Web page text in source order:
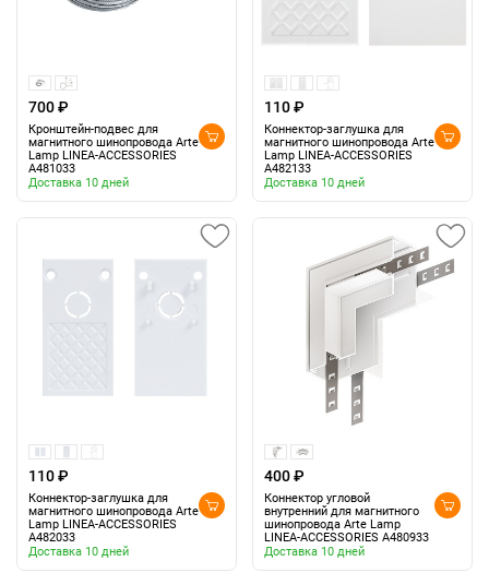
700 ₽
Кронштейн-подвес для
магнитного шинопровода Arte
Lamp LINEA-ACCESSORIES
A481033
Доставка 10 дней
110 ₽
Коннектор-заглушка для
магнитного шинопровода Arte
Lamp LINEA-ACCESSORIES
A482133
Доставка 10 дней
110 ₽
Коннектор-заглушка для
магнитного шинопровода Arte
Lamp LINEA-ACCESSORIES
A482033
Доставка 10 дней
400 ₽
Коннектор угловой
внутренний для магнитного
шинопровода Arte Lamp
LINEA-ACCESSORIES A480933
Доставка 10 дней